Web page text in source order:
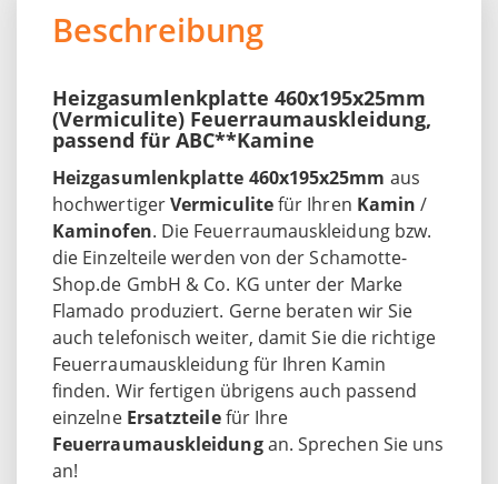
Beschreibung
Heizgasumlenkplatte 460x195x25mm
(Vermiculite) Feuerraumauskleidung,
passend für ABC**Kamine
Heizgasumlenkplatte 460x195x25mm aus
hochwertigerVermiculitefür Ihren Kamin/
Kaminofen. Die Feuerraumauskleidung bzw.
die Einzelteile werden von der Schamotte-
Shop.de GmbH & Co. KG unter der Marke
Flamado produziert. Gerne beraten wir Sie
auch telefonisch weiter, damit Sie die richtige
Feuerraumauskleidung für Ihren Kamin
finden. Wir fertigen übrigens auch passend
einzelne Ersatzteilefür Ihre
Feuerraumauskleidungan. Sprechen Sie uns
an!